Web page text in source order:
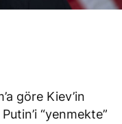
göre Kiev’in
“yenmekte”